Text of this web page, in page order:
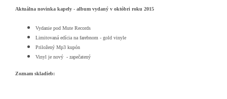
Aktuálna novinka kapely - album vydaný v októbri roku 2015
Vydanie pod Mute Records
Limitovaná edícia na farebnom - gold vinyle
Priložený Mp3 kupón
Vinyl je nový - zapečatený
Zoznam skladieb: